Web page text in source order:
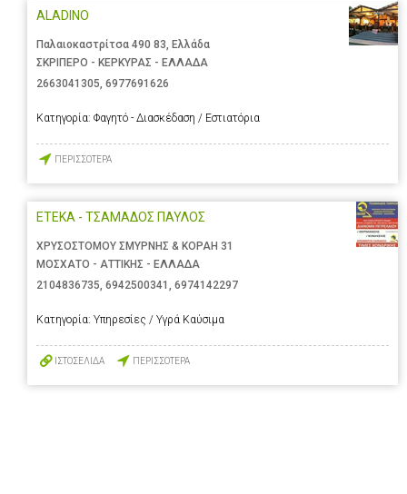
ALADINO
Παλαιοκαστρίτσα 490 83, Ελλάδα
ΣΚΡΙΠΕΡΟ - ΚΕΡΚΥΡΑΣ - ΕΛΛΑΔΑ
2663041305, 6977691626
Κατηγορία: Φαγητό - Διασκέδαση / Εστιατόρια
ΠΕΡΙΣΣΟΤΕΡΑ
ΕΤΕΚΑ - ΤΣΑΜΑΔΟΣ ΠΑΥΛΟΣ
ΧΡΥΣΟΣΤΟΜΟΥ ΣΜΥΡΝΗΣ & ΚΟΡΑΗ 31
ΜΟΣΧΑΤΟ - ΑΤΤΙΚΗΣ - ΕΛΛΑΔΑ
2104836735, 6942500341 , 6974142297
Κατηγορία: Υπηρεσίες / Υγρά Καύσιμα
ΙΣΤΟΣΕΛΙΔΑ ΠΕΡΙΣΣΟΤΕΡΑ